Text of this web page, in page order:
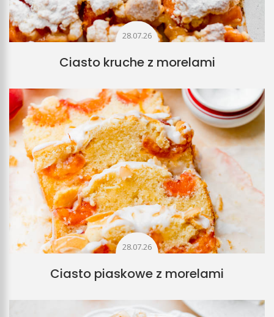
28.07.26
Ciasto kruche z morelami
28.07.26
Ciasto piaskowe z morelami